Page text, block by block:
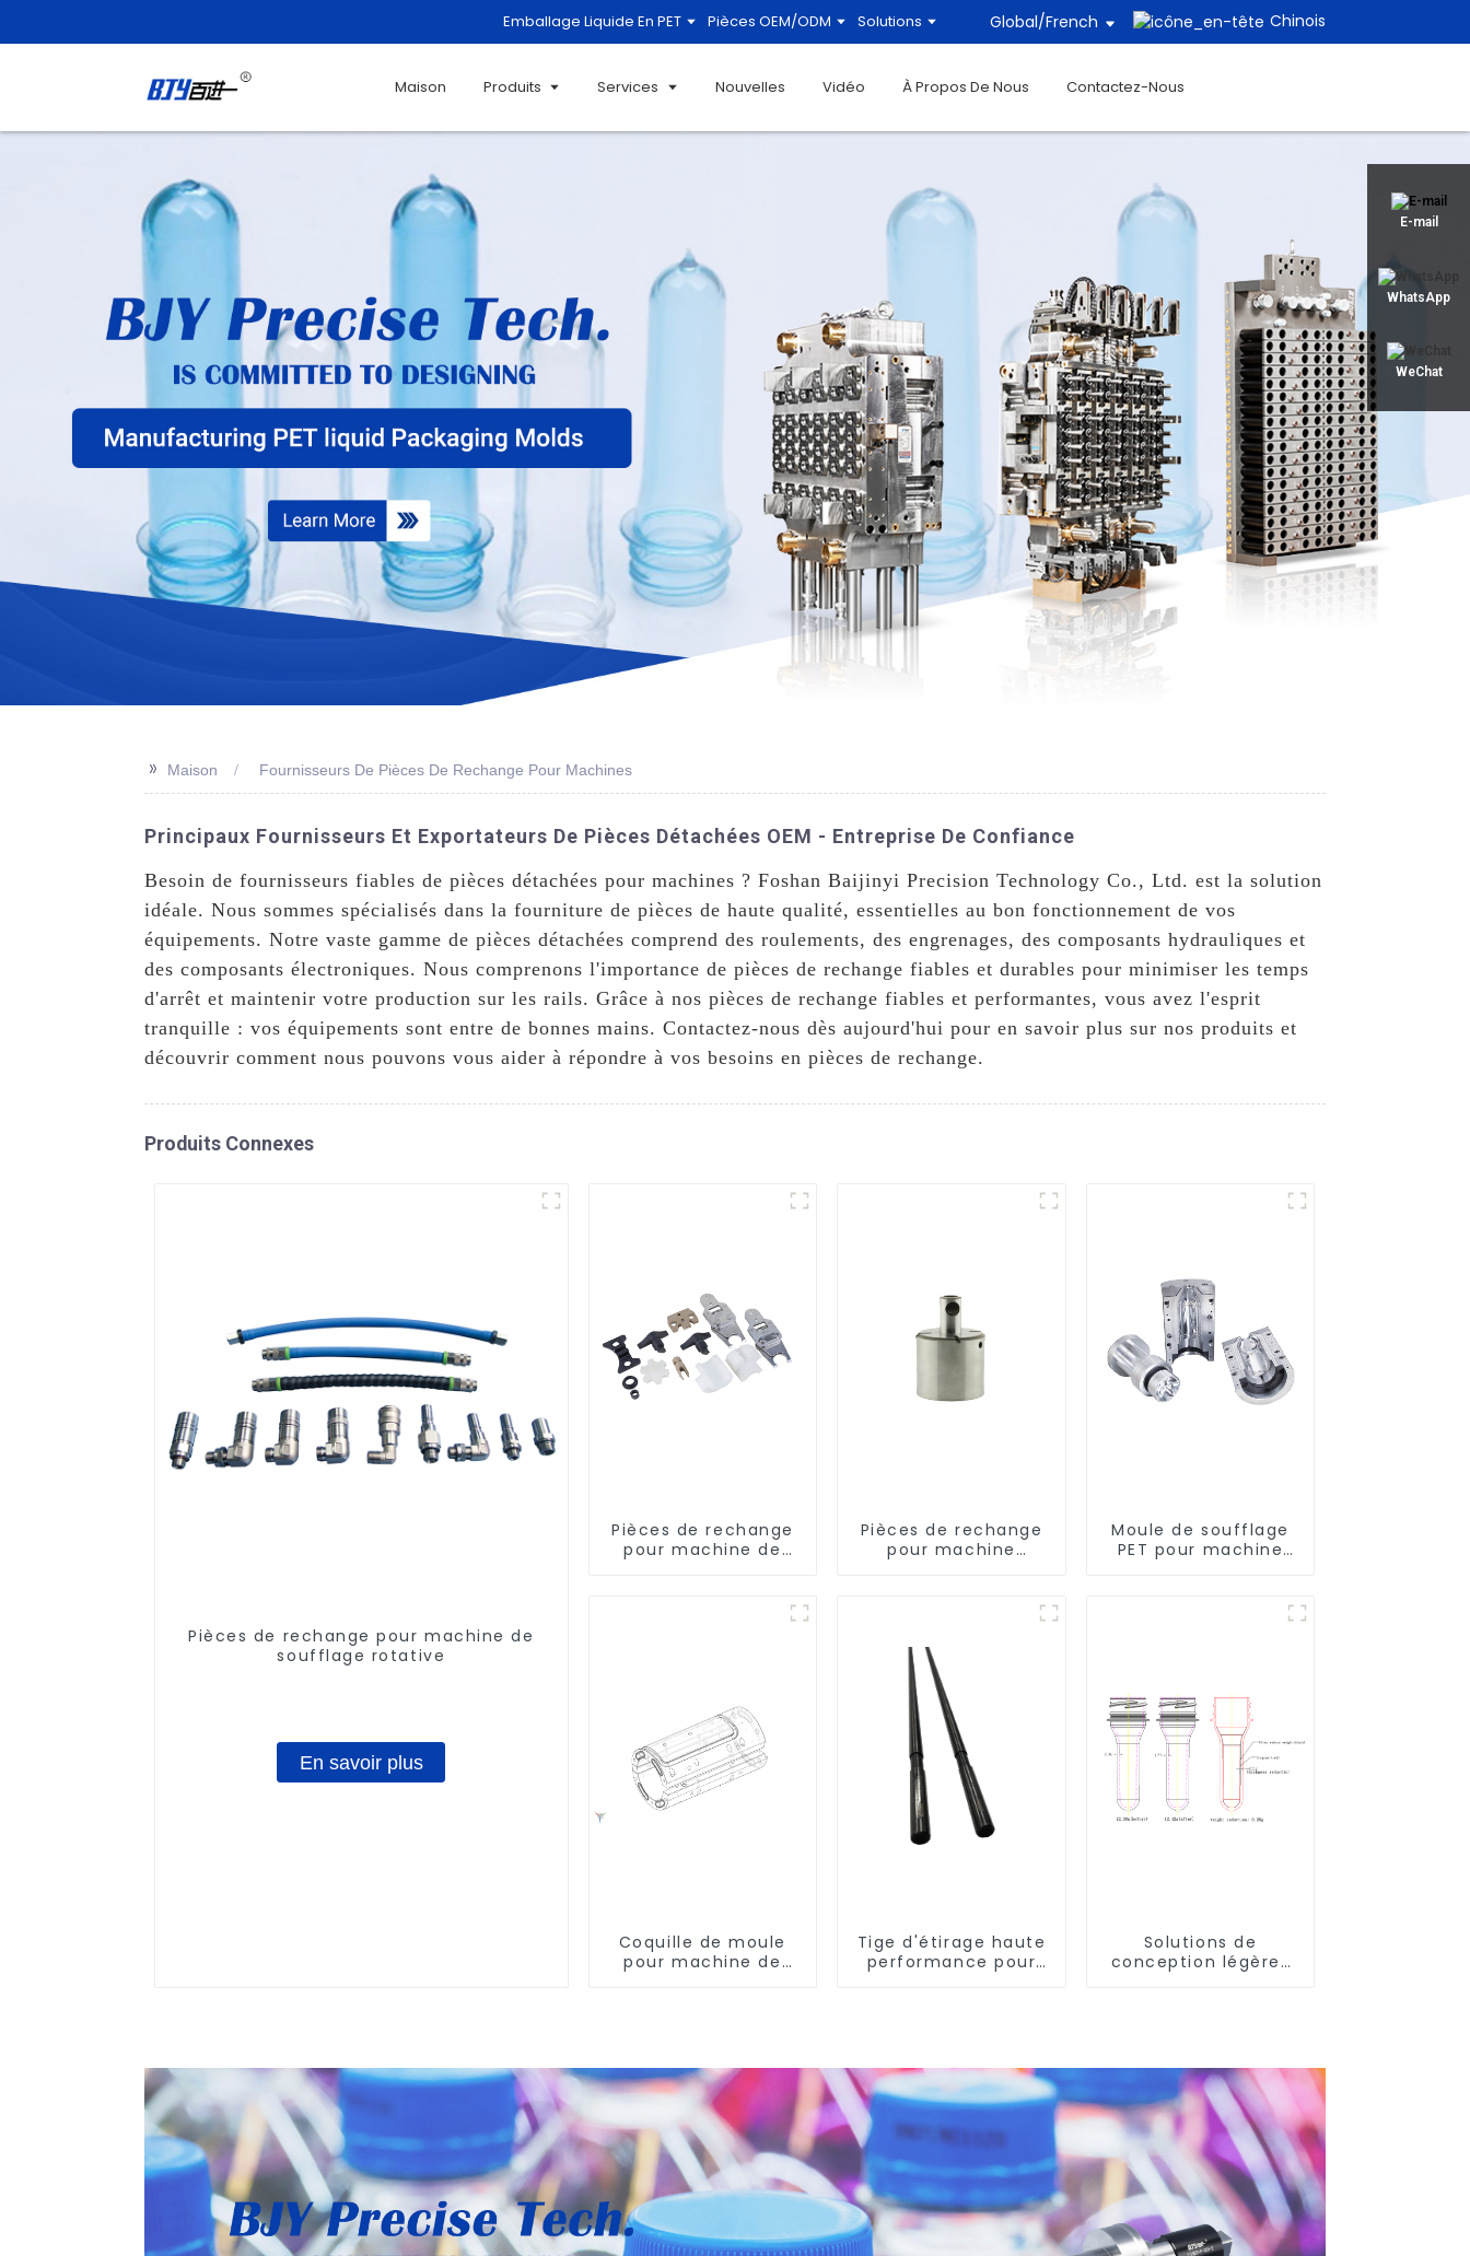
Emballage Liquide En PET Pièces OEM/ODM Solutions Global/French Chinois
Maison Produits Services Nouvelles Vidéo À Propos De Nous Contactez-Nous
E-mail
WhatsApp
WeChat
>> Maison Fournisseurs De Pièces De Rechange Pour Machines
Principaux Fournisseurs Et Exportateurs De Pièces Détachées OEM - Entreprise De Confiance
Besoin de fournisseurs fiables de pièces détachées pour machines ? Foshan Baijinyi Precision Technology Co., Ltd. est la solution
idéale. Nous sommes spécialisés dans la fourniture de pièces de haute qualité, essentielles au bon fonctionnement de vos
équipements. Notre vaste gamme de pièces détachées comprend des roulements, des engrenages, des composants hydrauliques et
des composants électroniques. Nous comprenons l'importance de pièces de rechange fiables et durables pour minimiser les temps
d'arrêt et maintenir votre production sur les rails. Grâce à nos pièces de rechange fiables et performantes, vous avez l'esprit
tranquille : vos équipements sont entre de bonnes mains. Contactez-nous dès aujourd'hui pour en savoir plus sur nos produits et
découvrir comment nous pouvons vous aider à répondre à vos besoins en pièces de rechange.
Produits Connexes
Pièces de rechange pour machine de
soufflage rotative
En savoir plus
Pièces de rechange
pour machine de
Pièces de rechange
pour machine
Moule de soufflage
PET pour machine
Coquille de moule
pour machine de
Tige d'étirage haute
performance pour
Solutions de
conception légères